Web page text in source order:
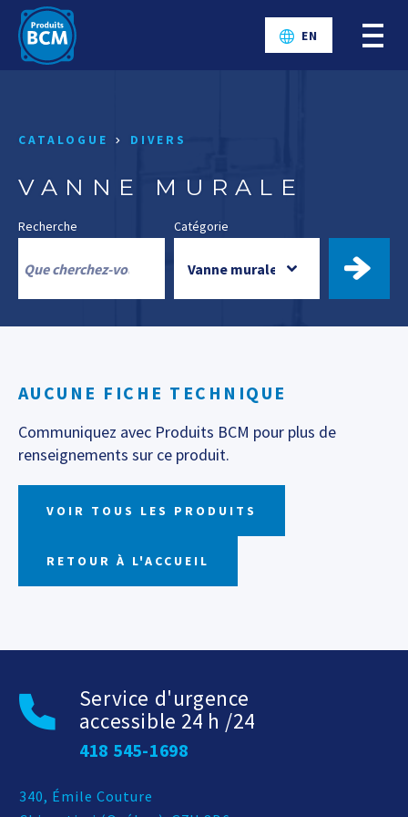
EN
CATALOGUE DIVERS
VANNE MURALE
Recherche Catégorie
AUCUNE FICHE TECHNIQUE
Communiquez avec Produits BCM pour plus de
renseignements sur ce produit.
VOIR TOUS LES PRODUITS
RETOUR À L'ACCUEIL
Service d'urgence
accessible 24 h /24
418 545-1698
Adresse postale
340, Émile Couture